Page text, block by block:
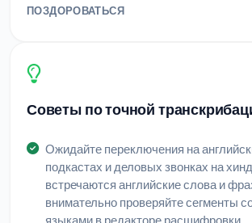
ПОЗДОРОВАТЬСЯ
Советы по точной
Ожидайте переключения на
подкастах и деловых звонках на
встречаются английские слова и
внимательно проверяйте сегменты
языками в редакторе расшифровки.